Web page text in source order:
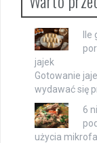
Ile
jajek
Gotowanie
wydawać się
6
użycia